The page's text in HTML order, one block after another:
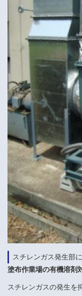
スチレンガス発生部
塗布作業場の有機溶剤
スチレンガスの発生を